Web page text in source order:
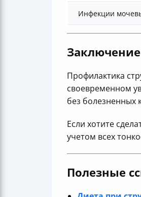
Инфекции
Заключение
Профилактика
своевременном
без болезненных
Если хотите
учетом всех
Полезные